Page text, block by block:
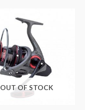
OUT OF STOCK